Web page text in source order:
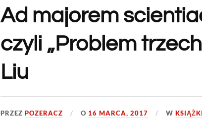
Ad majorem
czyli „Problem trzech
Liu
PRZEZPOZERACZ O 16 MARCA, 2017 W